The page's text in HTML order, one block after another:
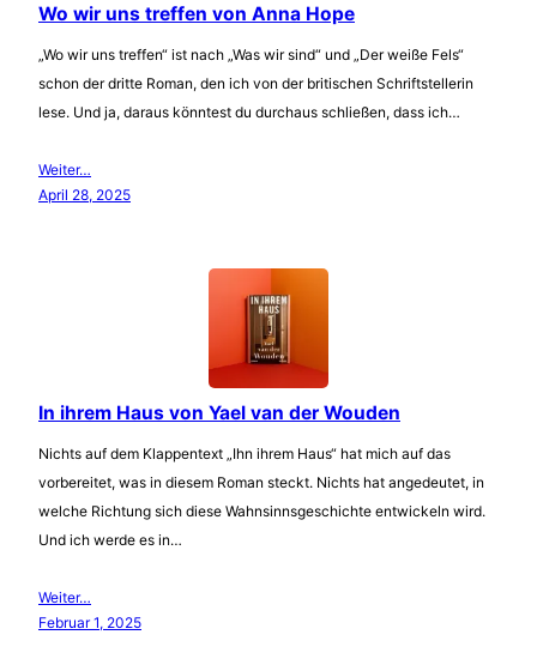
Wo wir uns treffen von Anna Hope
„Wo wir uns treffen“ ist nach „Was wir sind“ und „Der weiße Fels“
schon der dritte Roman, den ich von der britischen Schriftstellerin
lese. Und ja, daraus könntest du durchaus schließen, dass ich…
Weiter…
April 28, 2025
In ihrem Haus von Yael van der Wouden
Nichts auf dem Klappentext „Ihn ihrem Haus“ hat mich auf das
vorbereitet, was in diesem Roman steckt. Nichts hat angedeutet, in
welche Richtung sich diese Wahnsinnsgeschichte entwickeln wird.
Und ich werde es in…
Weiter…
Februar 1, 2025